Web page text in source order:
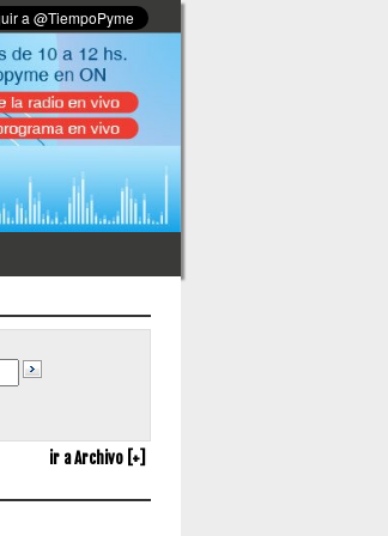
ir a Archivo [+]